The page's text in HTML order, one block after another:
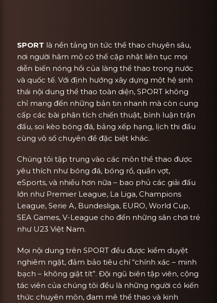
SPORT là nền tảng tin tức thể thao chuyên sâu,
nơi người hâm mộ có thể cập nhật liên tục mọi
diễn biến nóng hổi của làng thể thao trong nước
và quốc tế. Với định hướng xây dựng một hệ sinh
thái nội dung thể thao toàn diện, SPORT không
chỉ mang đến những bản tin nhanh mà còn cung
cấp các bài phân tích chiến thuật, bình luận trận
đấu, soi kèo bóng đá, bảng xếp hạng, lịch thi đấu
cùng vô số chuyên đề đặc biệt khác.
Chúng tôi tập trung vào các môn thể thao được
yêu thích như bóng đá, bóng rổ, quần vợt,
eSports, và nhiều hơn nữa – bao phủ các giải đấu
lớn như Premier League, La Liga, Champions
League, Serie A, Bundesliga, EURO, World Cup,
SEA Games, V-League cho đến những sân chơi trẻ
như U23 Việt Nam.
Mọi nội dung trên SPORT đều được kiểm duyệt
nghiêm ngặt, đảm bảo tiêu chí “chính xác – minh
bạch – không giật tít”. Đội ngũ biên tập viên, cộng
tác viên của chúng tôi đều là những người có kiến
thức chuyên môn, đam mê thể thao và kinh